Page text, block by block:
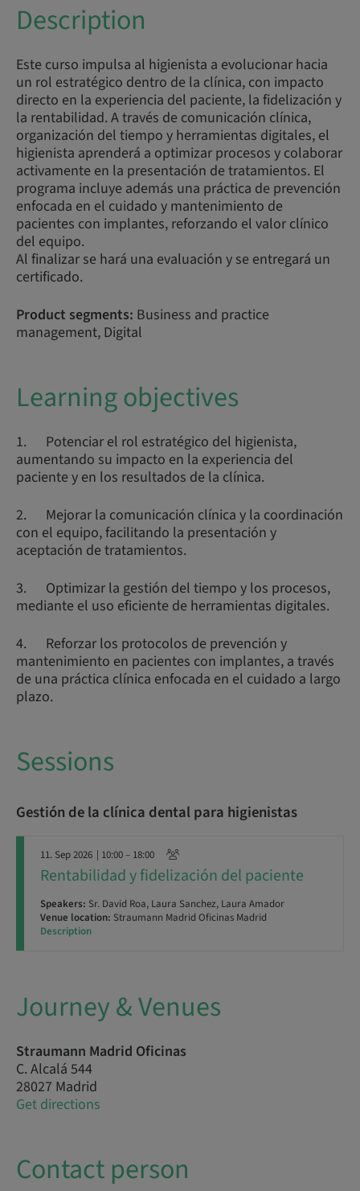
Description
Este curso impulsa al higienista a evolucionar hacia
un rol estratégico dentro de la clínica, con impacto
directo en la experiencia del paciente, la fidelización y
la rentabilidad. A través de comunicación clínica,
organización del tiempo y herramientas digitales, el
higienista aprenderá a optimizar procesos y colaborar
activamente en la presentación de tratamientos. El
programa incluye además una práctica de prevención
enfocada en el cuidado y mantenimiento de
pacientes con implantes, reforzando el valor clínico
del equipo.
Al finalizar se hará una evaluación y se entregará un
certificado.
Product segments: Business and practice
management, Digital
Learning objectives
1. Potenciar el rol estratégico del higienista,
aumentando su impacto en la experiencia del
paciente y en los resultados de la clínica.
2. Mejorar la comunicación clínica y la coordinación
con el equipo, facilitando la presentación y
aceptación de tratamientos.
3. Optimizar la gestión del tiempo y los procesos,
mediante el uso eficiente de herramientas digitales.
4. Reforzar los protocolos de prevención y
mantenimiento en pacientes con implantes, a través
de una práctica clínica enfocada en el cuidado a largo
plazo.
Sessions
Gestión de la clínica dental para higienistas
11. Sep 2026 | 10:00 – 18:00
Rentabilidad y fidelización del paciente
Speakers: Sr. David Roa, Laura Sanchez, Laura Amador
Venue location: Straumann Madrid Oficinas Madrid
Description
Journey & Venues
Straumann Madrid Oficinas
C. Alcalá 544
28027 Madrid
Get directions
Contact person